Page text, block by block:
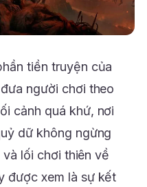
tiền truyện của
người chơi theo
cảnh quá khứ, nơi
dữ không ngừng
lối chơi thiên về
được xem là sự kết